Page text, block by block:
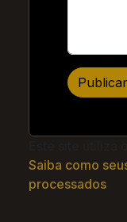
Saiba como
processados